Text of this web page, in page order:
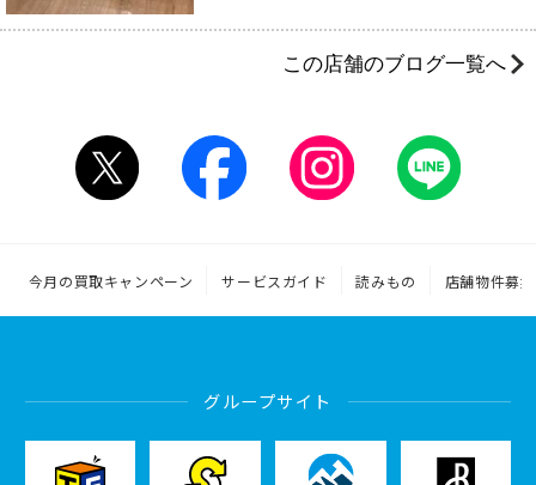
この店舗のブログ一覧へ
今月の買取キャンペーン サービスガイド 読みもの 店舗物件募集
グループサイト